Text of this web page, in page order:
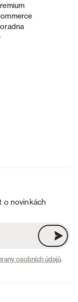
o novinkách
osobních údajů.